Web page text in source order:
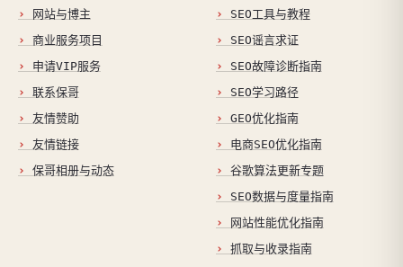
网站与博主
商业服务项目
申请VIP服务
联系保哥
友情赞助
友情链接
保哥相册与动态
SEO工具与教程
SEO谣言求证
SEO故障诊断指南
SEO学习路径
GEO优化指南
电商SEO优化指南
谷歌算法更新专题
SEO数据与度量指南
网站性能优化指南
抓取与收录指南